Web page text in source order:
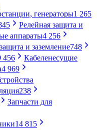
генераторы1 265
Релейная защита и
аппараты4 256
и заземление748
456
Кабеленесущие
4 969
238
Запчасти для
14 815